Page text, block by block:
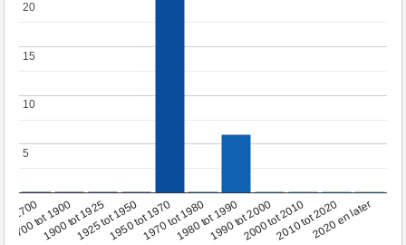
1700
1700 tot 1900
1900 tot 19251925 tot 19501950 tot 19701970 tot 19801980 tot 19901990 tot 20002000 tot 20102010 tot 20202020 en later
5
5
10
10
15
15
20
20